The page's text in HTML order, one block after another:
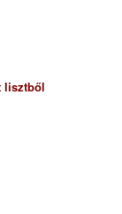
lisztből